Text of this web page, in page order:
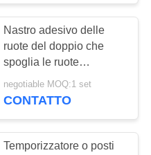
Nastro adesivo delle
ruote del doppio che
spoglia le ruote
elettriche della
macchina della prova
di forza
negotiable MOQ:1 set
CONTATTO
Temporizzatore o posti